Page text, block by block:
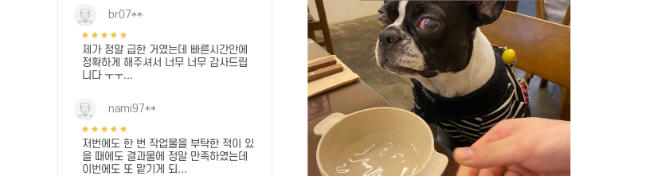
br07**
제가 정말 급한 거였는데 빠른시간안에
정확하게 해주셔서 너무 너무 감사드립
니다 ㅜㅜ...
nami97**
저번에도 한 번 작업물을 부탁한 적이 있
을 때에도 결과물에 정말 만족하였는데
이번에도 또 맡기게 되...